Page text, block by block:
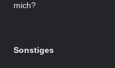
mich?
Sonstiges